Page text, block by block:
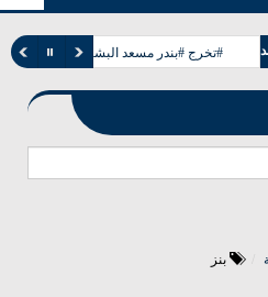
#تخرج #بندر مسعد البشيت #الخالدي
بنز